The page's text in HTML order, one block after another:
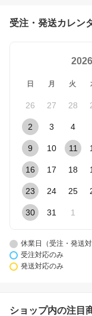
受注・発送カレン
日 月 火
26 27 28
2 3 4
9 10 11
16 17 18
23 24 25
30 31 1
休業日（受注・発送対
受注対応のみ
発送対応のみ
ショップ内の注目